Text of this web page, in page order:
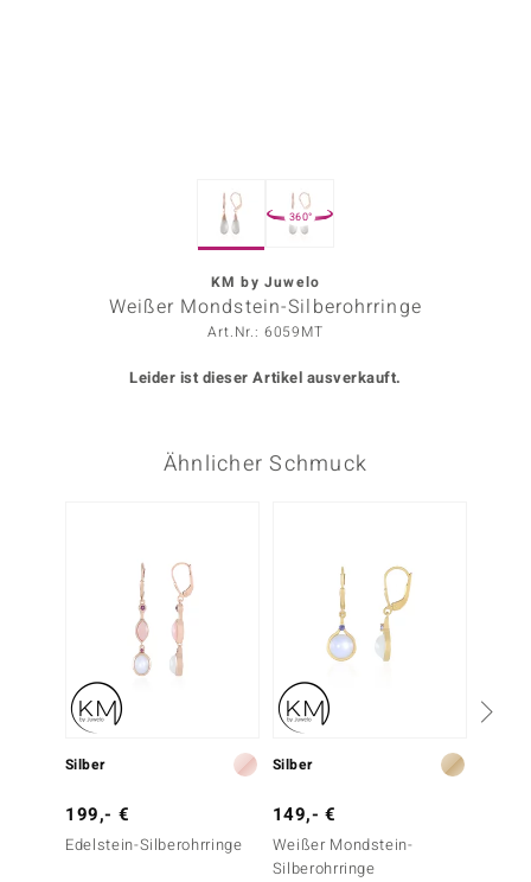
Collection
BY DE MELO
360°
KM by Juwelo
Weißer Mondstein-Silberohrringe
Art.Nr.: 6059MT
Leider ist dieser Artikel ausverkauft.
Ähnlicher Schmuck
Silber
199,- €
Edelstein-Silberohrringe
Silber
149,- €
Weißer Mondstein-
Silberohrringe